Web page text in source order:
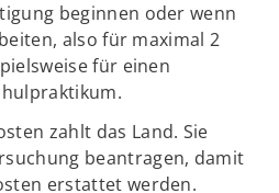
beginnen oder wenn
also für maximal 2
für einen
zahlt das Land. Sie
beantragen, damit
erstattet werden.